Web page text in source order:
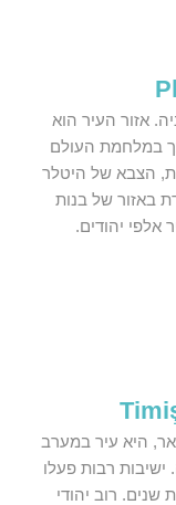
אזור העיר הוא
במלחמת העולם
הצבא של היטלר
באזור של בנות
אלפי יהודים.
היא עיר במערב
רבות פעלו
שנים. רוב יהודי